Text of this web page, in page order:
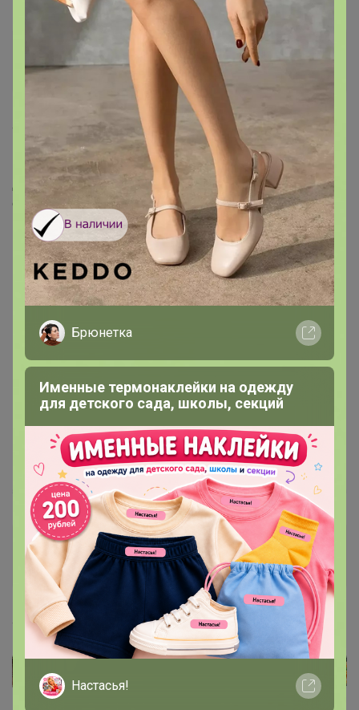
Бронзовый организатор
4 марта, 2022 12:32
Мартка Мандарин
, здравствуйте.
Да к сожалению цены растут. Скоро буду выставлять
счет по предыдущей закупке и сразу менять где уже
не актуально.
‌Будут перебой с товаром т.к везут жд. Но грузовые
перевозки закрыли,не выпускают т.к пути все
переполнены все везут сами знаете куда. Очень
печальная ситуация.
Артемида
Бронзовый организатор
4 марта, 2022 16:18
Брюнетка
Именные термонаклейки на одежду
для детского сада, школы, секций
Настасья!